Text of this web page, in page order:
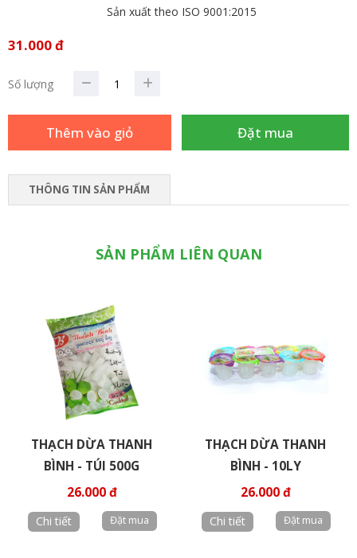
Sản xuất theo ISO 9001:2015
31.000 đ
Số lượng
THÔNG TIN SẢN PHẨM
SẢN PHẨM LIÊN QUAN
THẠCH DỪA THANH
BÌNH - TÚI 500G
26.000 đ
Chi tiết
THẠCH DỪA THANH
BÌNH - 10LY
26.000 đ
Chi tiết